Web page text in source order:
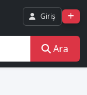
Giriş
Ara